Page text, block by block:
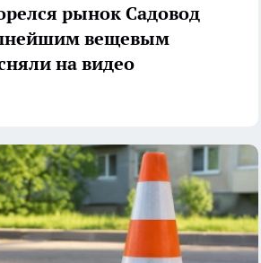
рынок Садовод
вещевым
на видео